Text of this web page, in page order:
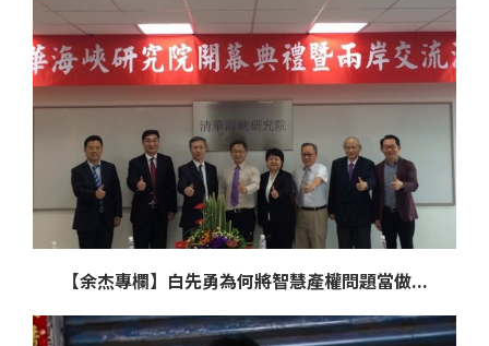
【余杰專欄】白先勇為何將智慧產權問題當做...